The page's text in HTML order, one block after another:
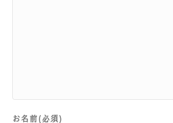
お名前(必須)